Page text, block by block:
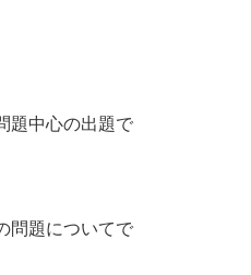
題中心の出題で
問題についてで